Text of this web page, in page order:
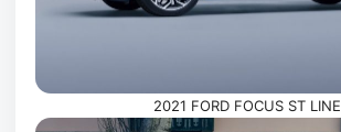
2021 FORD FOCUS ST LINE